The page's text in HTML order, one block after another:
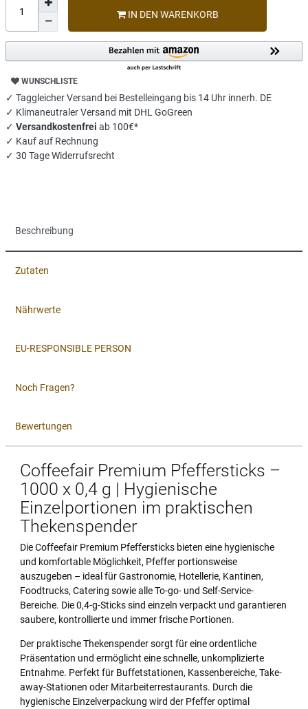
IN DEN WARENKORB
WUNSCHLISTE
✓ Taggleicher Versand bei Bestelleingang bis 14 Uhr innerh. DE
✓ Klimaneutraler Versand mit DHL GoGreen
✓ Versandkostenfrei ab 100€*
✓ Kauf auf Rechnung
✓ 30 Tage Widerrufsrecht
Beschreibung
Zutaten
Nährwerte
EU-RESPONSIBLE PERSON
Noch Fragen?
Bewertungen
Coffeefair Premium Pfeffersticks –
1000 x 0,4 g | Hygienische
Einzelportionen im praktischen
Thekenspender
Die Coffeefair Premium Pfeffersticks bieten eine hygienische
und komfortable Möglichkeit, Pfeffer portionsweise
auszugeben – ideal für Gastronomie, Hotellerie, Kantinen,
Foodtrucks, Catering sowie alle To-go- und Self-Service-
Bereiche. Die 0,4-g-Sticks sind einzeln verpackt und garantieren
saubere, kontrollierte und immer frische Portionen.
Der praktische Thekenspender sorgt für eine ordentliche
Präsentation und ermöglicht eine schnelle, unkomplizierte
Entnahme. Perfekt für Buffetstationen, Kassenbereiche, Take-
away-Stationen oder Mitarbeiterrestaurants. Durch die
hygienische Einzelverpackung wird der Pfeffer optimal